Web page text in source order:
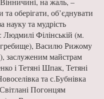
оберігати, об’єднува­ти
та мудрість
Філінській (м.
Василю Рижому
заслуженим майстрам
і Тетяні Шпак, Тетяні
та с.Бубнівка
Погонцям